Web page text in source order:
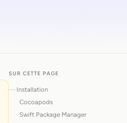
SUR CETTE PAGE
Installation
Cocoapods
Swift Package Manager